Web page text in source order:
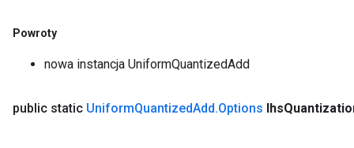
Powroty
nowa instancja UniformQuantizedAdd
public static UniformQuantizedAdd.Options lhs